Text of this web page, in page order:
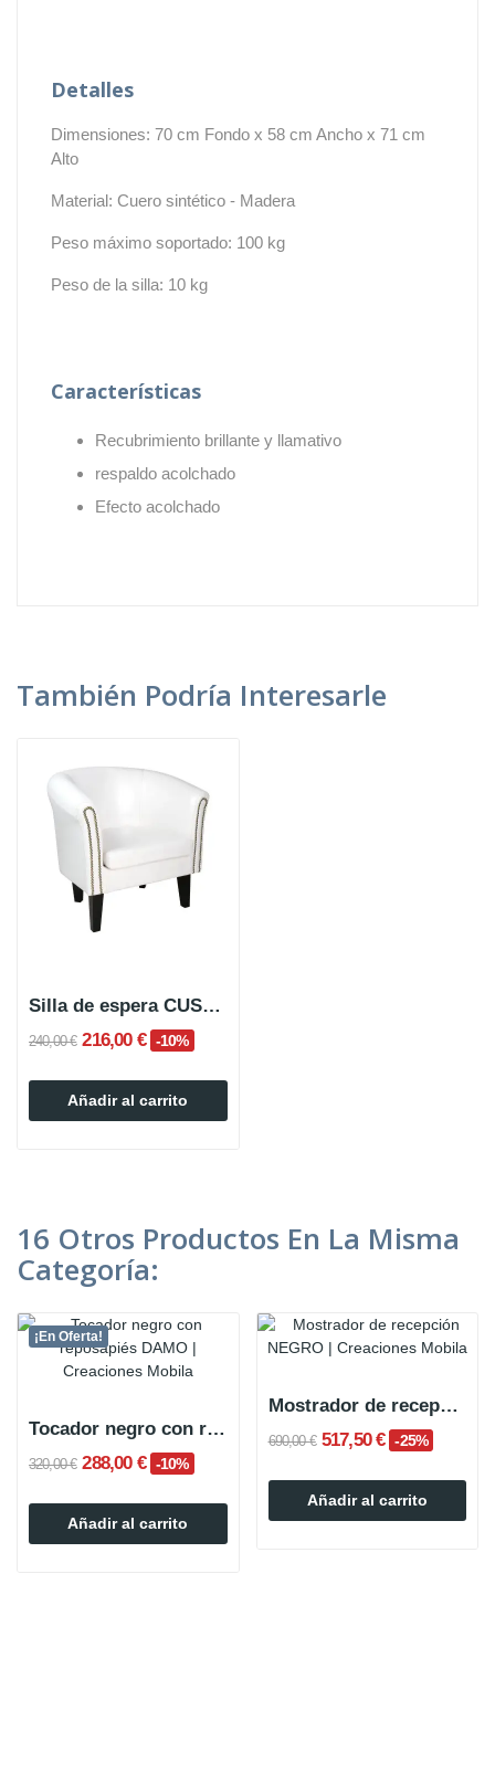
Detalles
Dimensiones: 70 cm Fondo x 58 cm Ancho x 71 cm
Alto
Material: Cuero sintético - Madera
Peso máximo soportado: 100 kg
Peso de la silla: 10 kg
Características
Recubrimiento brillante y llamativo
respaldo acolchado
Efecto acolchado
También Podría Interesarle
Silla de espera CUSTOM de 1 plaza
240,00 € 216,00 € -10%
Añadir al carrito
16 Otros Productos En La Misma
Categoría:
¡En Oferta!
Tocador negro con reposapiés DAMO
320,00 € 288,00 € -10%
Añadir al carrito
Mostrador de recepción NEGRO
690,00 € 517,50 € -25%
Añadir al carrito